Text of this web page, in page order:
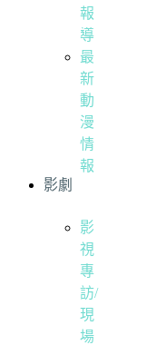
報
導
最
新
動
漫
情
報
影劇
影
視
專
訪/
現
場